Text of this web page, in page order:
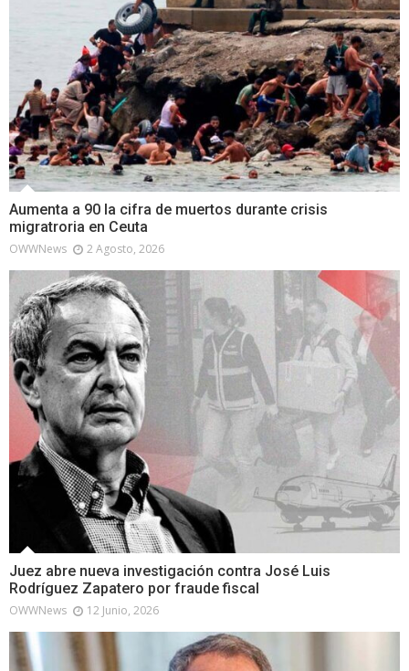
Aumenta a 90 la cifra de muertos durante crisis
migratroria en Ceuta
OWWNews 2 Agosto, 2026
Juez abre nueva investigación contra José Luis
Rodríguez Zapatero por fraude fiscal
OWWNews 12 Junio, 2026